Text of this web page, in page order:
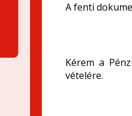
A fenti
Kérem a
vételére.